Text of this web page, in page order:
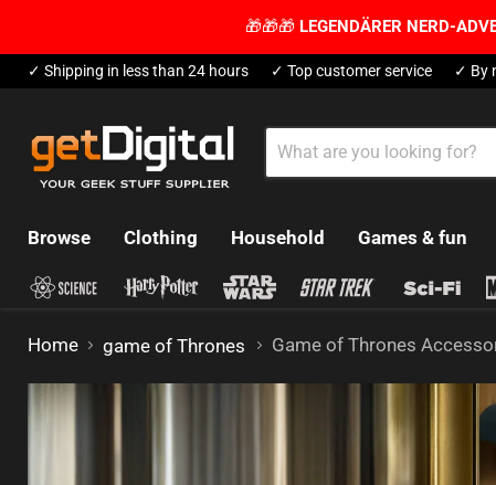
🎁🎁🎁 LEGENDÄRER NERD-
✓ Shipping in less than 24 hours ✓ Top customer service ✓ By
Browse Clothing Household Games & fun
Home game of Thrones Game of Thrones